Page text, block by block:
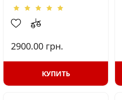
2900.00 грн.
КУПИТЬ